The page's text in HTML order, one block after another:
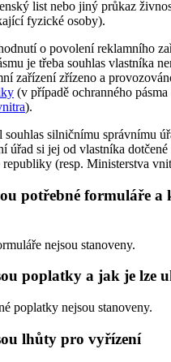
list nebo jiný průkaz
fyzické osoby).
o povolení reklamního
je třeba souhlas vlastníka
zařízení zřízeno a
(v případě ochranného
).
souhlas silničnímu správnímu
úřad si jej od vlastníka
republiky (resp. Ministerstva
potřebné formuláře a
nejsou stanoveny.
poplatky a jak je lze
poplatky nejsou stanoveny.
lhůty pro vyřízení